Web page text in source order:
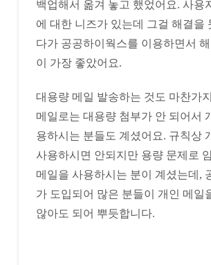
백업해서 옮겨 놓고 했었어요. 사용
에 대한 니즈가 있는데 그걸 해결을
다가 공공하이웍스를 이용하면서
이 가장 좋았어요.
대용량 메일 발송하는 것도 마찬가
메일로는 대용량 첨부가 안 되어서
용하시는 분들도 계셨어요. 규칙상
사용하시면 안되지만 용량 문제로
메일을 사용하시는 분이 계셨는데,
가 도입되어 많은 분들이 개인 메일
않아도 되어 뿌듯합니다.